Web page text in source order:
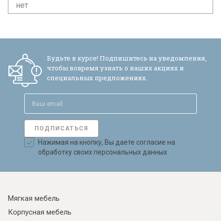
нет
Будьте в курсе! Подпишитесь на уведомления,
чтобы вовремя узнать о наших акциях и
специальных предложениях.
ПОДПИСАТЬСЯ
Нажимая на кнопку, Вы даете согласие на
обработку своих персональных данных
Мягкая мебель
Корпусная мебель